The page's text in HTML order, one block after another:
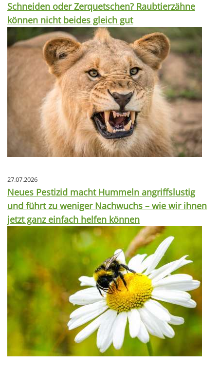
Schneiden oder Zerquetschen? Raubtierzähne
können nicht beides gleich gut
27.07.2026
Neues Pestizid macht Hummeln angriffslustig
und führt zu weniger Nachwuchs – wie wir ihnen
jetzt ganz einfach helfen können